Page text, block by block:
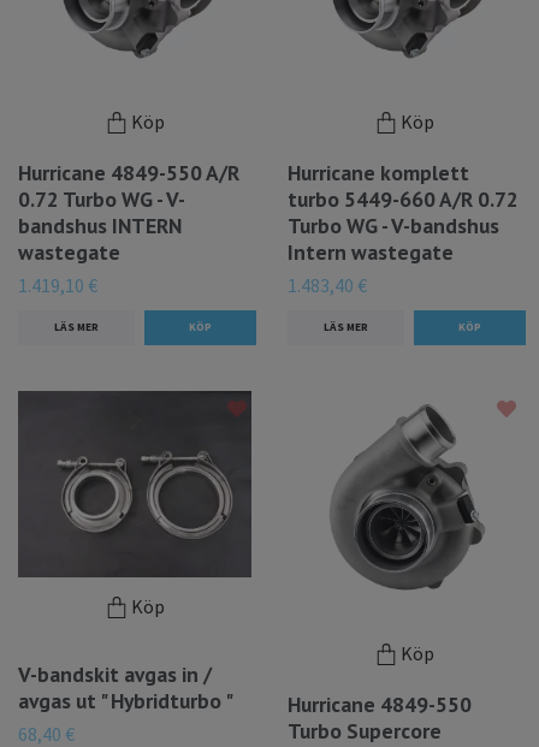
Köp
Hurricane 4849-550 A/R
0.72 Turbo WG - V-
bandshus INTERN
wastegate
1.419,10 €
LÄS MER
Köp
Hurricane komplett
turbo 5449-660 A/R 0.72
Turbo WG - V-bandshus
Intern wastegate
1.483,40 €
LÄS MER
Köp
V-bandskit avgas in /
avgas ut " Hybridturbo "
68,40 €
Köp
Hurricane 4849-550
Turbo Supercore